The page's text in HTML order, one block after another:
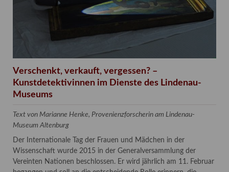
Verschenkt, verkauft, vergessen? –
Kunstdetektivinnen im Dienste des Lindenau-
Museums
Text von Marianne Henke, Provenienzforscherin am Lindenau-
Museum Altenburg
Der Internationale Tag der Frauen und Mädchen in der
Wissenschaft wurde 2015 in der Generalversammlung der
Vereinten Nationen beschlossen. Er wird jährlich am 11. Februar